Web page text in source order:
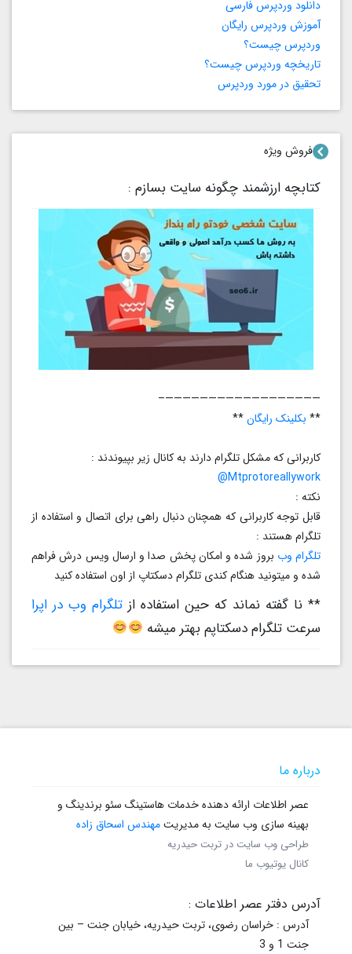
دانلود وردپرس فارسی
آموزش وردپرس رایگان
وردپرس چیست؟
تاریخچه وردپرس چیست؟
تحقیق در مورد وردپرس
فروش ویژه
کتابچه ارزشمند چگونه سایت بسازم :
——————————————————–
**بکلینک رایگان**
کاربرانی که مشکل تلگرام دارند به کانال زیر بپیوندند :
Mtprotoreallywork@
نکته :
قابل توجه کاربرانی که همچنان دنبال راهی برای اتصال و استفاده از
تلگرام هستند :
تلگرام وببروز شده و امکان پخش صدا و ارسال ویس درش فراهم
شده و میتونید هنگام کندی تلگرام دسکتاپ از اون استفاده کنید
** نا گفته نماند که حین استفاده از تلگرام وب در اپرا
سرعت تلگرام دسکتاپم بهتر میشه
درباره ما
عصر اطلاعات ارائه دهنده خدمات هاستینگ سئو برندینگ و
بهینه سازی وب سایت به مدیریتمهندس اسحاق زاده
طراحی وب سایت در تربت حیدریه
کانال یوتیوب ما
آدرس دفتر عصر اطلاعات :
آدرس : خراسان رضوی، تربت حیدریه، خیابان جنت – بین
جنت 1 و 3